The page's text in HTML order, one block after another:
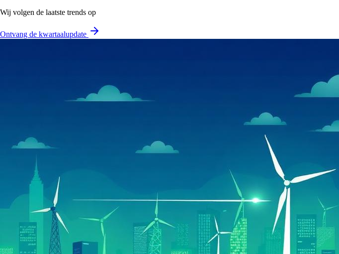
Wij volgen de laatste trends op
Ontvang de kwartaalupdate